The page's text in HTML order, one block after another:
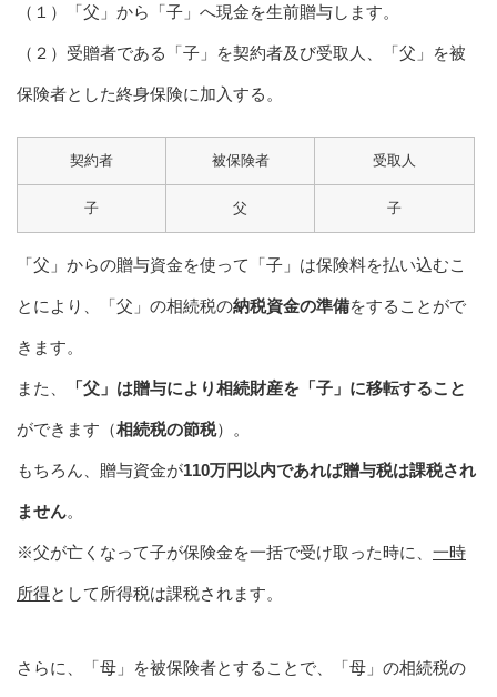
（１）「父」から「子」へ現金を生前贈与します。
（２）受贈者である「子」を契約者及び受取人、「父」を被
保険者とした終身保険に加入する。
契約者 被保険者 受取人
子 父 子
「父」からの贈与資金を使って「子」は保険料を払い込むこ
とにより、「父」の相続税の納税資金の準備をすることがで
きます。
また、 「父」は贈与により相続財産を「子」に移転すること
ができます（相続税の節税）。
もちろん、贈与資金が110万円以内であれば贈与税は課税され
ません。
※父が亡くなって子が保険金を一括で受け取った時に、 一時
所得として所得税は課税されます。
さらに、「母」を被保険者とすることで、「母」の相続税の